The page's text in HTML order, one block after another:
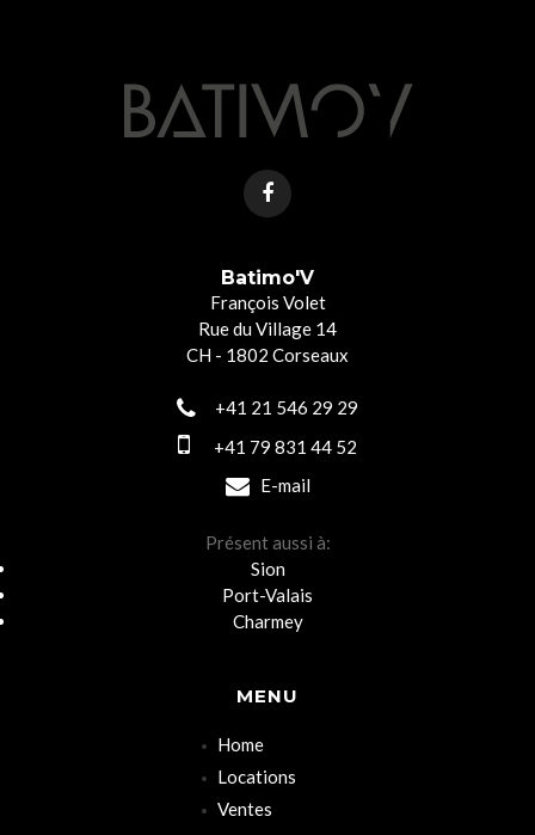
MENU
Home
Locations
Ventes
Batimo'V
François Volet
Rue du Village 14
CH - 1802 Corseaux
+41 21 546 29 29
+41 79 831 44 52
E-mail
Présent aussi à:
Sion
Port-Valais
Charmey